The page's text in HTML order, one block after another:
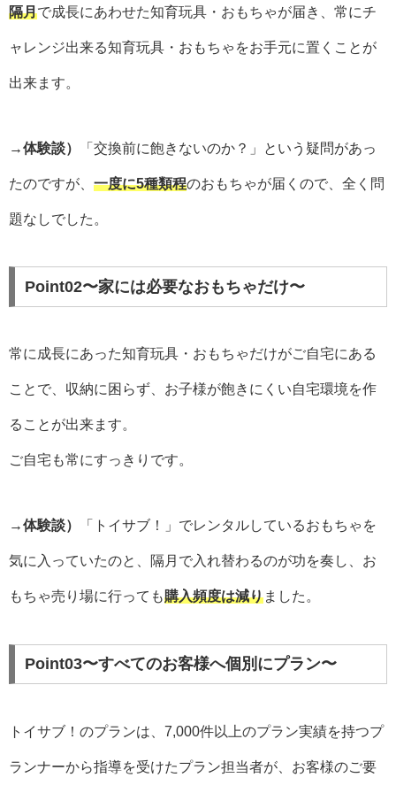
隔月で成長にあわせた知育玩具・おもちゃが届き、常にチ
ャレンジ出来る知育玩具・おもちゃをお手元に置くことが
出来ます。
→体験談） 「交換前に飽きないのか？」という疑問があっ
たのですが、 一度に5種類程のおもちゃが届くので、全く問
題なしでした。
Point02〜家には必要なおもちゃだけ〜
常に成長にあった知育玩具・おもちゃだけがご自宅にある
ことで、収納に困らず、お子様が飽きにくい自宅環境を作
ることが出来ます。
ご自宅も常にすっきりです。
→体験談） 「トイサブ！」でレンタルしているおもちゃを
気に入っていたのと、隔月で入れ替わるのが功を奏し、お
もちゃ売り場に行っても購入頻度は減りました。
Point03〜すべてのお客様へ個別にプラン〜
トイサブ！のプランは、7,000件以上のプラン実績を持つプ
ランナーから指導を受けたプラン担当者が、お客様のご要